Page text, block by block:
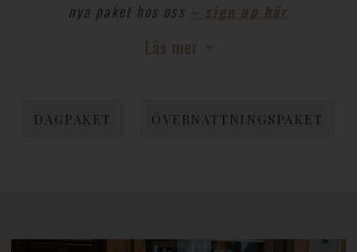
nya paket hos oss
Läs mer
DAGPAKET ÖVERNATTNINGSPAKET